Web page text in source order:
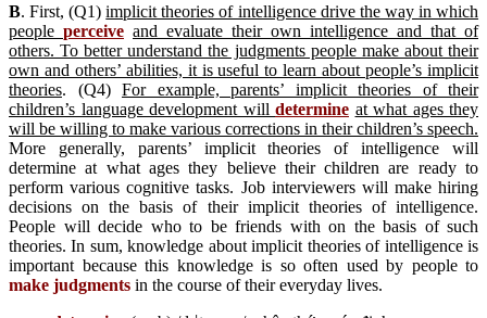
B. First, (Q1)implicit theories of intelligence drive the way in which
people perceive and evaluate their own intelligence and that of
others. To better understand the judgments people make about their
own and others’ abilities, it is useful to learn about people’s implicit
theories. (Q4) For example, parents’ implicit theories of their
children’s language development will determine at what ages they
will be willing to make various corrections in their children’s speech.
More generally, parents’ implicit theories of intelligence will
determine at what ages they believe their children are ready to
perform various cognitive tasks. Job interviewers will make hiring
decisions on the basis of their implicit theories of intelligence.
People will decide who to be friends with on the basis of such
theories. In sum, knowledge about implicit theories of intelligence is
important because this knowledge is so often used by people to
make judgments in the course of their everyday lives.